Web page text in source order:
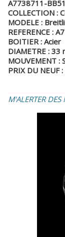
A7738711-
COLLECTION :
MODELE :
REFERENCE :
BOITIER : Acier
DIAMETRE : 33
MOUVEMENT :
PRIX DU NEUF
M'ALERTER DES